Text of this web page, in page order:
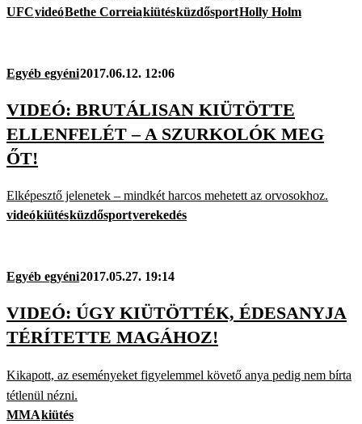
UFCvideóBethe CorreiakiütésküzdősportHolly Holm
Egyéb egyéni2017.06.12. 12:06
VIDEÓ: BRUTÁLISAN KIÜTÖTTE
ELLENFELÉT – A SZURKOLÓK MEG
ŐT!
Elképesztő jelenetek – mindkét harcos mehetett az orvosokhoz.
videókiütésküzdősportverekedés
Egyéb egyéni2017.05.27. 19:14
VIDEÓ: ÚGY KIÜTÖTTÉK, ÉDESANYJA
TÉRÍTETTE MAGÁHOZ!
Kikapott, az eseményeket figyelemmel követő anya pedig nem bírta
tétlenül nézni.
MMAkiütés